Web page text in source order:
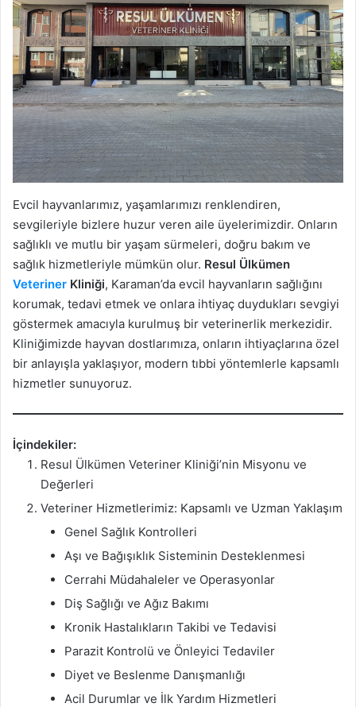
Evcil hayvanlarımız, yaşamlarımızı renklendiren,
sevgileriyle bizlere huzur veren aile üyelerimizdir. Onların
sağlıklı ve mutlu bir yaşam sürmeleri, doğru bakım ve
sağlık hizmetleriyle mümkün olur. Resul Ülkümen
Veteriner Kliniği, Karaman’da evcil hayvanların sağlığını
korumak, tedavi etmek ve onlara ihtiyaç duydukları sevgiyi
göstermek amacıyla kurulmuş bir veterinerlik merkezidir.
Kliniğimizde hayvan dostlarımıza, onların ihtiyaçlarına özel
bir anlayışla yaklaşıyor, modern tıbbi yöntemlerle kapsamlı
hizmetler sunuyoruz.
İçindekiler:
Resul Ülkümen Veteriner Kliniği’nin Misyonu ve
Değerleri
Veteriner Hizmetlerimiz: Kapsamlı ve Uzman Yaklaşım
Genel Sağlık Kontrolleri
Aşı ve Bağışıklık Sisteminin Desteklenmesi
Cerrahi Müdahaleler ve Operasyonlar
Diş Sağlığı ve Ağız Bakımı
Kronik Hastalıkların Takibi ve Tedavisi
Parazit Kontrolü ve Önleyici Tedaviler
Diyet ve Beslenme Danışmanlığı
Acil Durumlar ve İlk Yardım Hizmetleri